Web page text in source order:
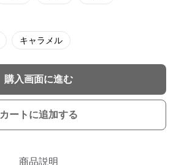
キャラメル
購入画面に進む
カートに追加する
商品説明